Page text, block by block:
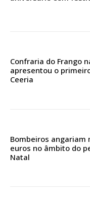
Sendo assinante terá
Confraria do Frango
apresentou o
Ceeria
Bombeiros angariam
euros no âmbito do
Natal